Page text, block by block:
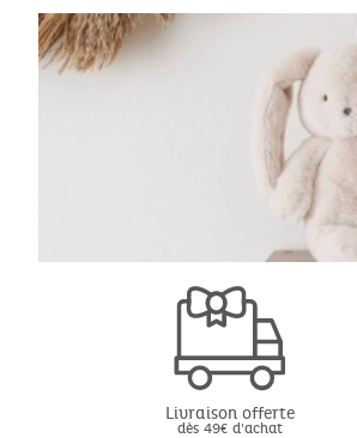
Livraison offerte
dès 49€ d'achat